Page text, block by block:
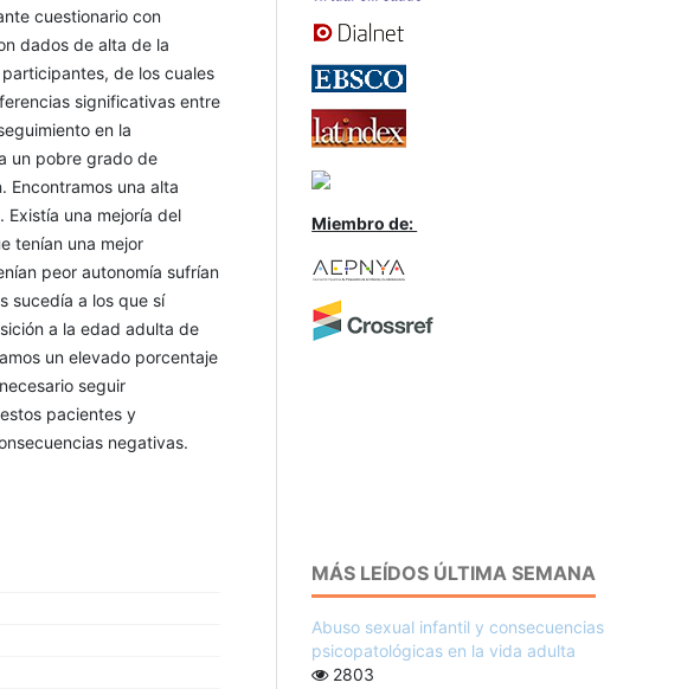
cuestionario con
dados de alta de la
de los cuales
significativas entre
en la
un pobre grado de
Encontramos una alta
una mejoría del
tenían una mejor
peor autonomía sufrían
sucedía a los que sí
a la edad adulta de
un elevado porcentaje
seguir
pacientes y
negativas.
Miembro de:
MÁS LEÍDOS ÚLTIMA SEMANA
Abuso sexual infantil y consecuencias
psicopatológicas en la vida adulta
2803